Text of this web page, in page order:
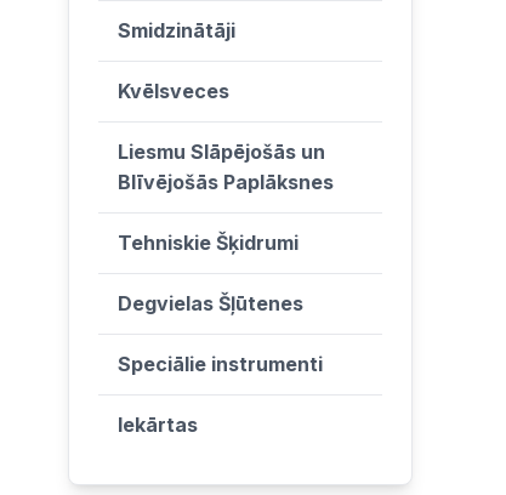
Smidzinātāji
Kvēlsveces
Liesmu Slāpējošās un
Blīvējošās Paplāksnes
Tehniskie Šķidrumi
Degvielas Šļūtenes
Speciālie instrumenti
Iekārtas